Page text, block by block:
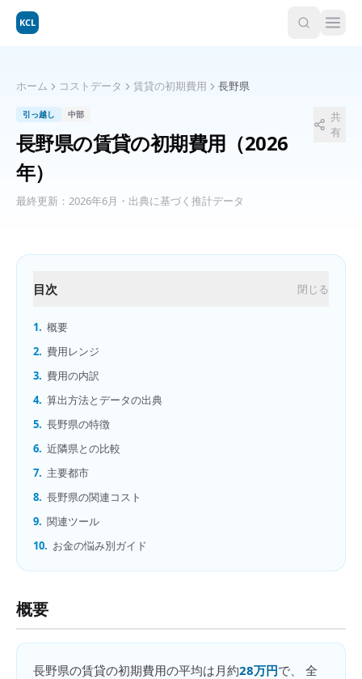
KCL
ホーム コストデータ 賃貸の初期費用 長野県
引っ越し 中部
長野県の賃貸の初期費用 （2026
年）
最終更新： 2026年6月 ・出典に基づく推計データ
共
有
目次 閉じる
1. 概要
2. 費用レンジ
3. 費用の内訳
4. 算出方法とデータの出典
5. 長野県の特徴
6. 近隣県との比較
7. 主要都市
8. 長野県の関連コスト
9. 関連ツール
10. お金の悩み別ガイド
概要
長野県の賃貸の初期費用の平均は月約28万円で、 全